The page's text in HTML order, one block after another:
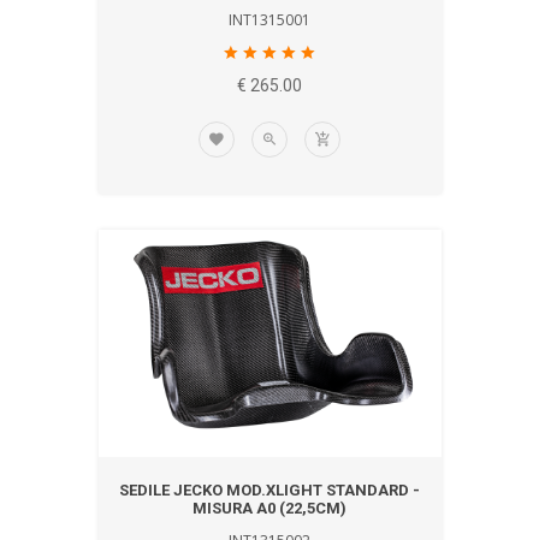
INT1315001
€ 265.00
SEDILE JECKO MOD.XLIGHT STANDARD -
MISURA A0 (22,5CM)